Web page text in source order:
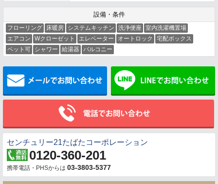
設備・条件
フローリング 床暖房 システムキッチン 洗浄便座 室内洗濯機置場
エアコン
Wクローゼット エレベーター オートロック
宅配ボックス
ペット可
シャワー 給湯器 バルコニー
メールでお問い合わせ
センチュリー21たばたコーポレーション
0120-360-201
携帯電話・PHSからは 03-3803-5377